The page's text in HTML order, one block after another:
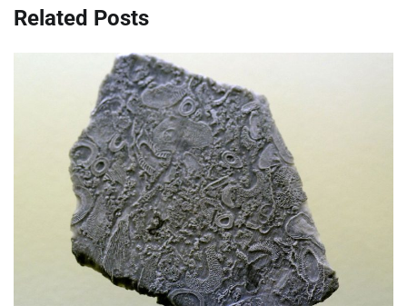
Related Posts